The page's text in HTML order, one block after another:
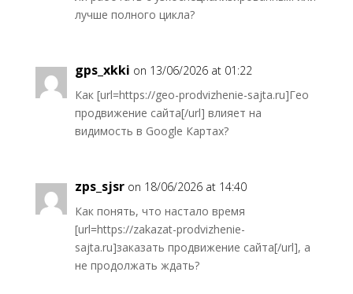
лучше полного цикла?
gps_xkki on 13/06/2026 at 01:22
Как [url=https://geo-prodvizhenie-sajta.ru]Гео
продвижение сайта[/url] влияет на
видимость в Google Картах?
zps_sjsr on 18/06/2026 at 14:40
Как понять, что настало время
[url=https://zakazat-prodvizhenie-
sajta.ru]заказать продвижение сайта[/url], а
не продолжать ждать?